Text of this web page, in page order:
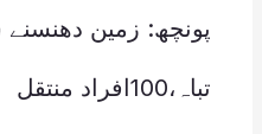
تباہ،100افراد منتقل